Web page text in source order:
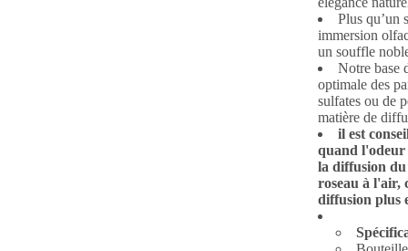
Plus qu’un
immersion
un souffle
Notre base
optimale des
sulfates ou de
matière de
il est
quand l'odeur
la diffusion du
roseau à l'air,
diffusion plus